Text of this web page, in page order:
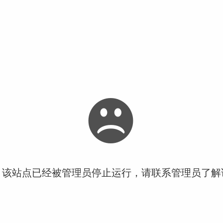
站点已经被管理员停止运行，请联系管理员了